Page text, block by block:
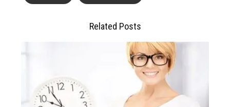
Related Posts